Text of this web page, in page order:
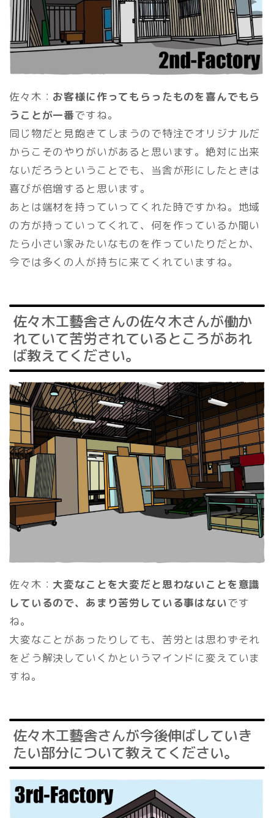
佐々木： お客様に作ってもらったものを喜んでもら
うことが一番ですね。
同じ物だと見飽きてしまうので特注でオリジナルだ
からこそのやりがいがあると思います。絶対に出来
ないだろうということでも、当舎が形にしたときは
喜びが倍増すると思います。
あとは端材を持っていってくれた時ですかね。地域
の方が持っていってくれて、何を作っているか聞い
たら小さい家みたいなものを作っていたりだとか、
今では多くの人が持ちに来てくれていますね。
佐々木工藝舎さんの佐々木さんが働か
れていて苦労されているところがあれ
ば教えてください。
佐々木： 大変なことを大変だと思わないことを意識
しているので、あまり苦労している事はないです
ね。
大変なことがあったりしても、苦労とは思わずそれ
をどう解決していくかというマインドに変えていま
すね。
佐々木工藝舎さんが今後伸ばしていき
たい部分について教えてください。